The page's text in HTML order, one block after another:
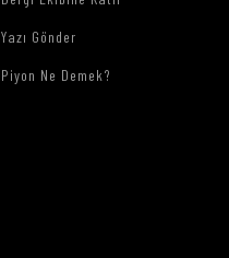
Yazı Gönder
Piyon Ne Demek?